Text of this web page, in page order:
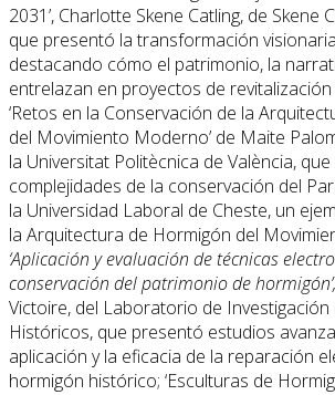
2031’, Charlotte Skene Catling, de Skene
que presentó la transformación
destacando cómo el patrimonio, la
entrelazan en proyectos de
‘Retos en la Conservación de la
del Movimiento Moderno’ de Maite
la Universitat Politècnica de València,
complejidades de la conservación del
la Universidad Laboral de Cheste, un
la Arquitectura de Hormigón del
‘Aplicación y evaluación de técnicas
conservación del patrimonio de hormigón’,
Victoire, del Laboratorio de
Históricos, que presentó estudios
aplicación y la eficacia de la reparación
hormigón histórico; ‘Esculturas de